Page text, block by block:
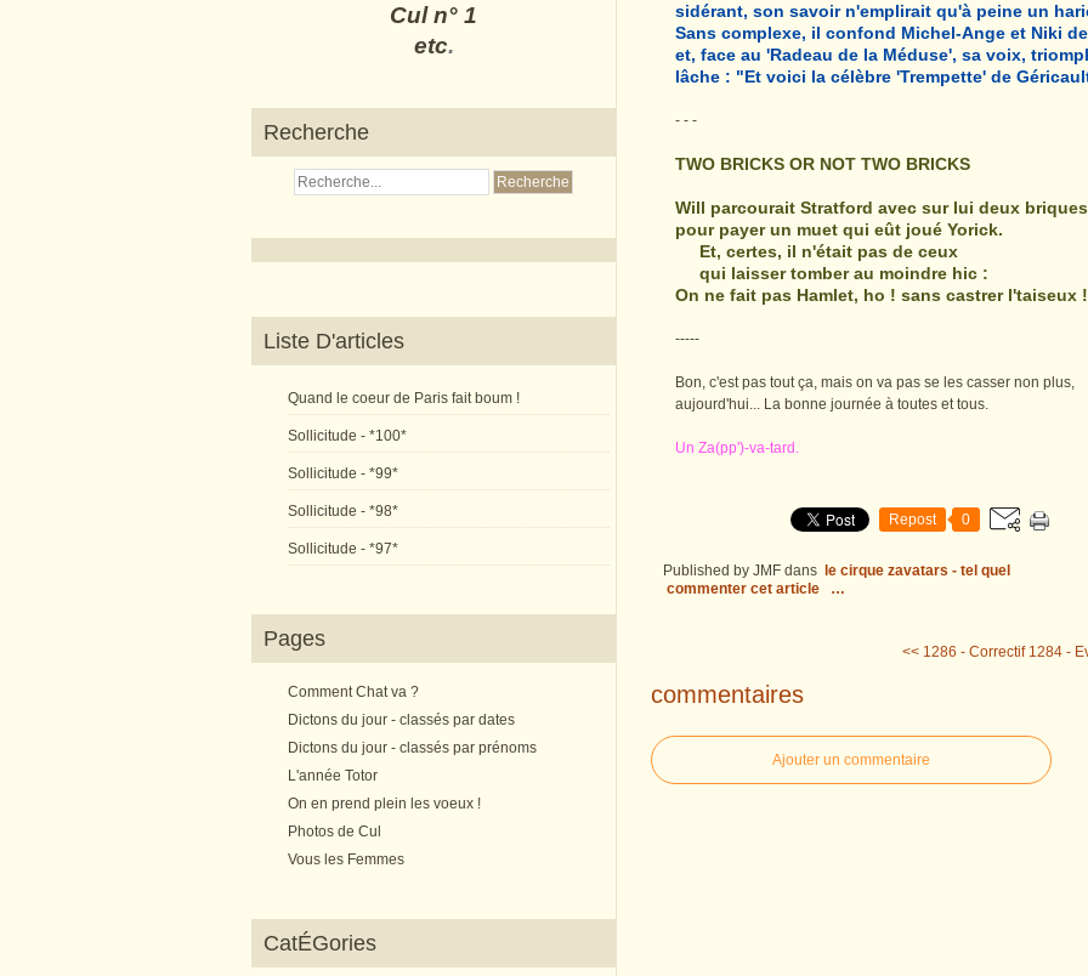
Cul n° 1
etc.
Recherche
Liste D'articles
Quand le coeur de Paris fait boum !
Sollicitude - *100*
Sollicitude - *99*
Sollicitude - *98*
Sollicitude - *97*
Pages
Comment Chat va ?
Dictons du jour - classés par dates
Dictons du jour - classés par prénoms
L'année Totor
On en prend plein les voeux !
Photos de Cul
Vous les Femmes
CatÉGories
sidérant, son savoir n'emplirait qu'à peine un
Sans complexe, il confond Michel-Ange et Niki
et, face au 'Radeau de la Méduse', sa voix,
lâche : "Et voici la célèbre 'Trempette' de
- - -
TWO BRICKS OR NOT TWO BRICKS
Will parcourait Stratford avec sur lui deux briques
pour payer un muet qui eût joué Yorick.
Et, certes, il n'était pas de ceux
qui laisser tomber au moindre hic :
On ne fait pas Hamlet, ho ! sans castrer l'taiseux !
-----
Bon, c'est pas tout ça, mais on va pas se les casser non plus,
aujourd'hui... La bonne journée à toutes et tous.
Un Za(pp')-va-tard.
Repost 0
Published by JMF dans
le cirque zavatars - tel quel
commenter cet article
…
<< 1286 - Correctif 1284 -
commentaires
Ajouter un commentaire